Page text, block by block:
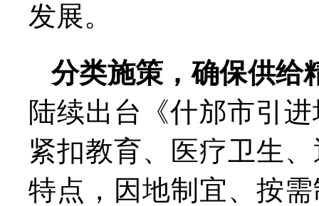
发展。
分类施策，确保供给
陆续出台《什邡市引
紧扣教育、医疗卫生
特点，因地制宜、按